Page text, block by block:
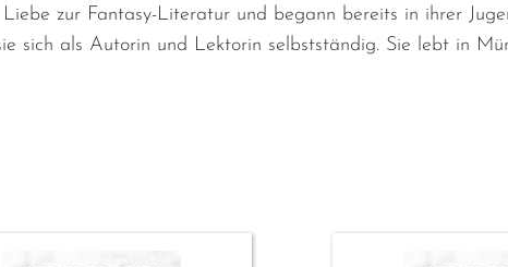
zur Fantasy-Literatur und begann bereits in ihrer
sich als Autorin und Lektorin selbstständig. Sie lebt in